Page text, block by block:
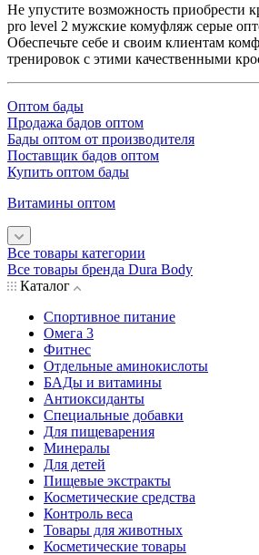
Не упустите возможность приобрести
pro level 2 мужские комуфляж серые
Обеспечьте себе и своим клиентам
тренировок с этими качественными
Оптом бады
Продажа бадов оптом
Бады оптом от производителя
Поставщик бадов оптом
Купить оптом бады
Витамины оптом
Все товары категории
Все товары бренда Dura Body
Каталог
Спортивное питание
Омега 3
Фитнес
Отдельные аминокислоты
БАДы и витамины
Антиоксиданты
Специальные добавки
Для пищеварения
Минералы
Для детей
Пищевые экстракты
Косметические средства
Контроль веса
Товары для животных
Косметические товары